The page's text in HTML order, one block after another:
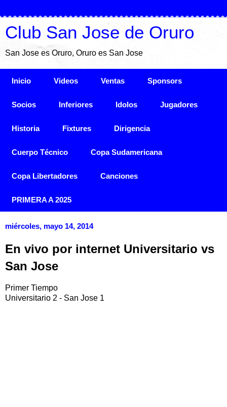
Club San Jose de Oruro
San Jose es Oruro, Oruro es San Jose
Inicio Videos Ventas Sponsors
Socios Inferiores Idolos Jugadores
Historia Fixtures Dirigencia
Cuerpo Técnico Copa Sudamericana
Copa Libertadores Canciones
PRIMERA A 2025
miércoles, mayo 14, 2014
En vivo por internet Universitario vs
San Jose
Primer Tiempo
Universitario 2 - San Jose 1